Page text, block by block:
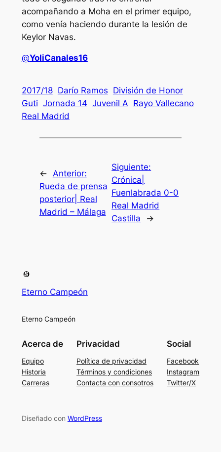
acompañando a Moha en el primer equipo,
como venía haciendo durante la lesión de
Keylor Navas.
@YoliCanales16
2017/18 Darío Ramos División de Honor
Guti Jornada 14 Juvenil A Rayo Vallecano
Real Madrid
← Anterior:
Rueda de prensa
posterior| Real
Madrid – Málaga
Siguiente:
Crónica|
Fuenlabrada 0-0
Real Madrid
Castilla
→
Eterno Campeón
Eterno Campeón
Acerca de
Equipo
Historia
Carreras
Privacidad
Política de privacidad
Términos y condiciones
Contacta con consotros
Social
Facebook
Instagram
Twitter/X
Diseñado con WordPress